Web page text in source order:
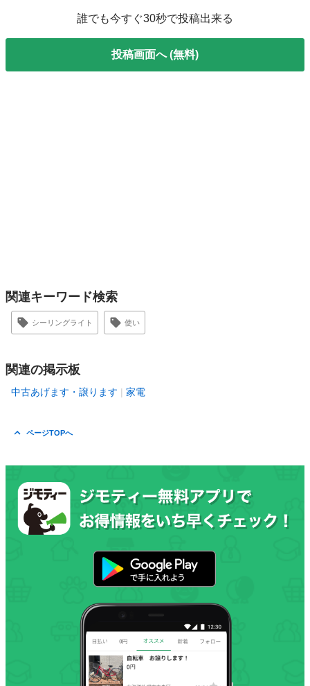
誰でも今すぐ30秒で投稿出来る
投稿画面へ (無料)
関連キーワード検索
シーリングライト 使い
関連の掲示板
中古あげます・譲ります 家電
ページTOPへ